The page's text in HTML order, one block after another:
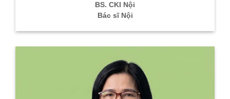
BS. CKI Nội
Bác sĩ Nội